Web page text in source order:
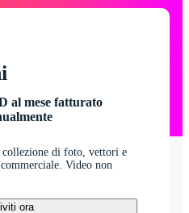
al mese fatturato
collezione di foto, vettori e
Video non
ora